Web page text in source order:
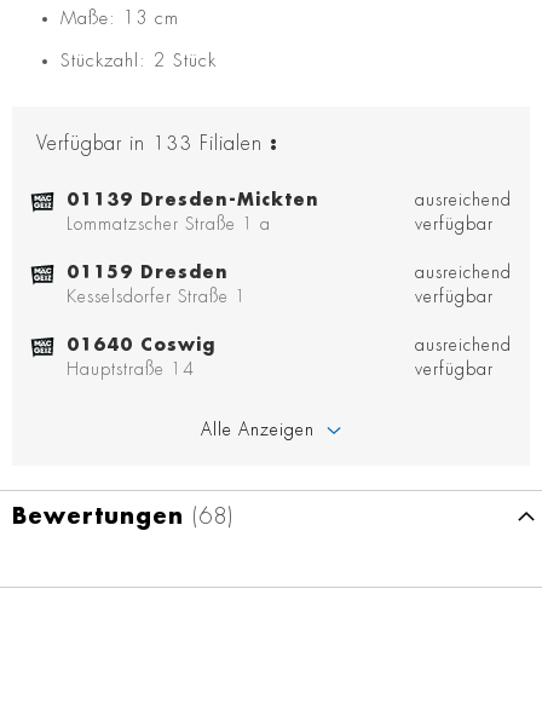
Maße: 13 cm
Stückzahl: 2 Stück
Verfügbar in 133 Filialen :
01139 Dresden-Mickten
Lommatzscher Straße 1 a
ausreichend
verfügbar
01159 Dresden
Kesselsdorfer Straße 1
ausreichend
verfügbar
01640 Coswig
Hauptstraße 14
ausreichend
verfügbar
Alle Anzeigen
Bewertungen 68